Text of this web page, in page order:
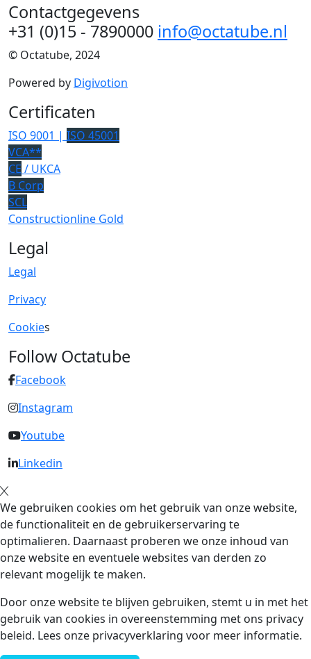
Contactgegevens
+31 (0)15 - 7890000 info@octatube.nl
© Octatube, 2024
Powered by Digivotion
Certificaten
ISO 9001 | ISO 45001
VCA**
CE / UKCA
B Corp
SCL
Constructionline Gold
Legal
Legal
Privacy
Cookies
Follow Octatube
Facebook
Instagram
Youtube
Linkedin
We gebruiken cookies om het gebruik van onze website,
de functionaliteit en de gebruikerservaring te
optimalieren. Daarnaast proberen we onze inhoud van
onze website en eventuele websites van derden zo
relevant mogelijk te maken.
Door onze website te blijven gebruiken, stemt u in met het
gebruik van cookies in overeenstemming met ons privacy
beleid. Lees onze privacyverklaring voor meer informatie.